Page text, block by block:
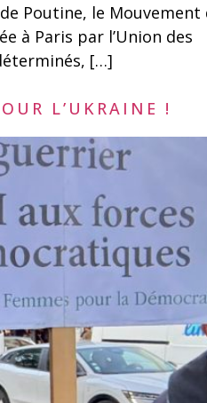
Poutine, le Mouvement
à Paris par l’Union des
[…]
L’UKRAINE !